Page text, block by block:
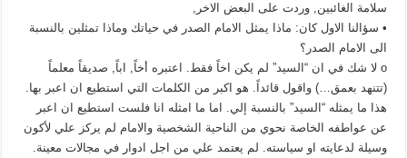
سلامة الغائبين, وردت على البعض الاخر,
• سؤالنا الاول كان: ماذا يمثل الامام الصدر في حياتك وماذا تمثلين بالنسبة
الى الامام الصدر؟
o لا شك في ان “السيد” لم يكن اخاً فقط. اعتبره أخاً, اباً, صديقاً معلماً
(تتنهد بعمق…) واقول قائداً. هو اكبر من الكلمات التي استطيع ان اعبر بها.
هذا ما يمثله “السيد” بالنسبة إلي. اما ما امثله انا فلست استطيع ان اعبر
عن عواطفه الخاصة نحوي من الناحية الشخصية والامام لم يركز علي لأكون
وسيلة لدعايته او سياسته. لم يعتمد علي من اجل ادوار في مجالات معينة.